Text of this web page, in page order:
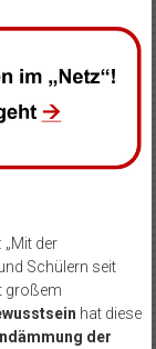
: „Mit der
Schülern seit
großem
hat diese
der